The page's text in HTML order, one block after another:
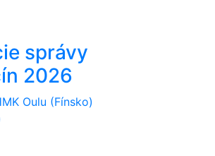
správy
2026
Oulu (Fínsko)